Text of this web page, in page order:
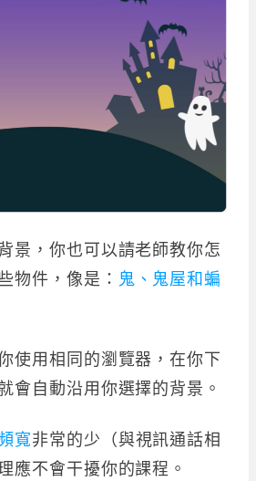
景，你也可以請老師教你怎
物件，像是： 鬼、鬼屋和蝙
使用相同的瀏覽器，在你下
會自動沿用你選擇的背景。
寬非常的少（與視訊通話相
應不會干擾你的課程。